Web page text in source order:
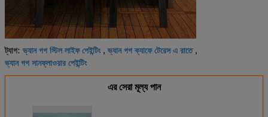
ট্যাগ:ভ্যান গগ স্টিল লাইফ পেইন্টিং,ভ্যান গগ ক্যাফে টেরেস এ রাতে,
ভ্যান গগ সানফ্লাওয়ার পেইন্টিং
এর সেরা মূল্য পান